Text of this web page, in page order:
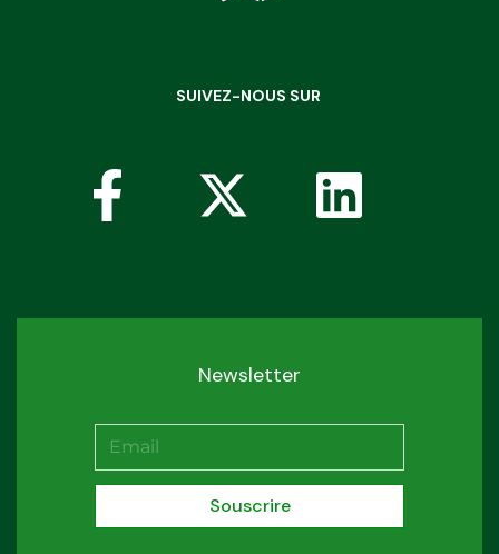
SUIVEZ-NOUS SUR
Newsletter
Souscrire